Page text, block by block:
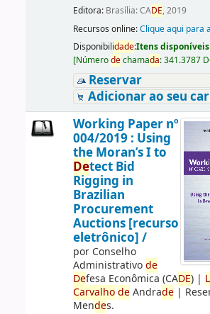
Editora: Brasília: CADE, 2019
Recursos online:Clique aqui para
Disponibilidade:Itens
[Númerodechamada:341.3787
Reservar
Adicionar ao seu
Working Paper nº
004/2019 : Using
the Moran’s I to
Detect Bid
Rigging in
Brazilian
Procurement
Auctions [recurso
eletrônico] /
por Conselho
Administrativode
Defesa Econômica (CADE)|
Carvalho deAndrade|
Mendes.